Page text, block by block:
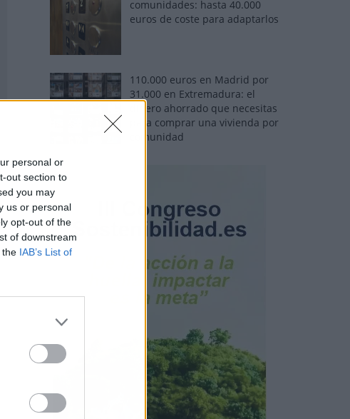
personal or
out section to
you may
us or personal
opt-out of the
of downstream
the IAB’s List of
comunidades: hasta 40.000
euros de coste para adaptarlos
110.000 euros en Madrid por
31.000 en Extremadura: el
dinero ahorrado que necesitas
para comprar una vivienda por
comunidad